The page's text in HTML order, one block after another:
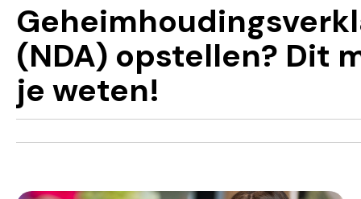
(NDA) opstellen? Dit
je weten!